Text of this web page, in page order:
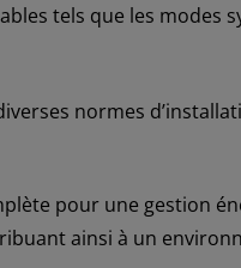
tels que les
normes
pour une gestion
ainsi à un